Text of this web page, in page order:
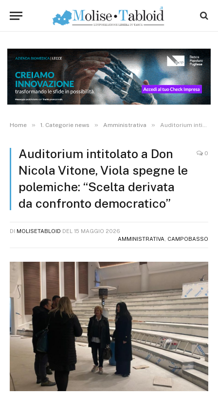
Home » 1. Categorie news » Amministrativa » Auditorium intitolato a Don Nicola Vitone, Viola spegne le polemiche: “Scelta derivata da confronto democratico”
Auditorium intitolato a Don
Nicola Vitone, Viola spegne le
polemiche: “Scelta derivata
da confronto democratico”
0
DI MOLISETABLOID DEL 15 MAGGIO 2026
AMMINISTRATIVA
CAMPOBASSO